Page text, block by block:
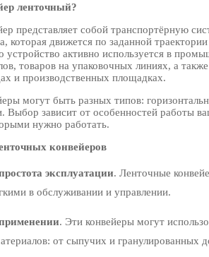
ленточный?
представляет собой транспортёрную
которая движется по заданной
устройство активно используется в
товаров на упаковочных линиях, а
и производственных площадках.
могут быть разных типов:
зависит от особенностей работы
нужно работать.
конвейеров
эксплуатации. Ленточные
в обслуживании и управлении.
. Эти конвейеры могут
от сыпучих и гранулированных